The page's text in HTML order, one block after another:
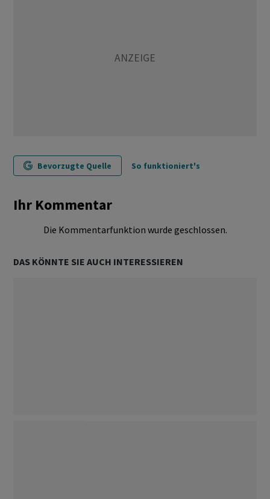
Bevorzugte Quelle So funktioniert's
Ihr Kommentar
Die Kommentarfunktion wurde geschlossen.
DAS KÖNNTE SIE AUCH INTERESSIEREN